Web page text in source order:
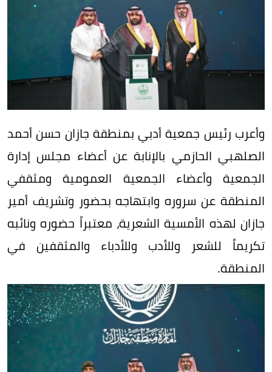
وأعرب رئيس جمعية أدبي بمنطقة جازان حسن أحمد
الصلهبي الحازمي بالإنابة عن أعضاء مجلس إدارة
الجمعية وأعضاء الجمعية العمومية ومثقفي
المنطقة عن سروره وابتهاجه بحضور وتشريف أمير
جازان لهذه الأمسية الشعرية، معتبراً حضوره ونائبه
تكريماً للشعر وللأدب وللأدباء والمثقفين في
المنطقة.